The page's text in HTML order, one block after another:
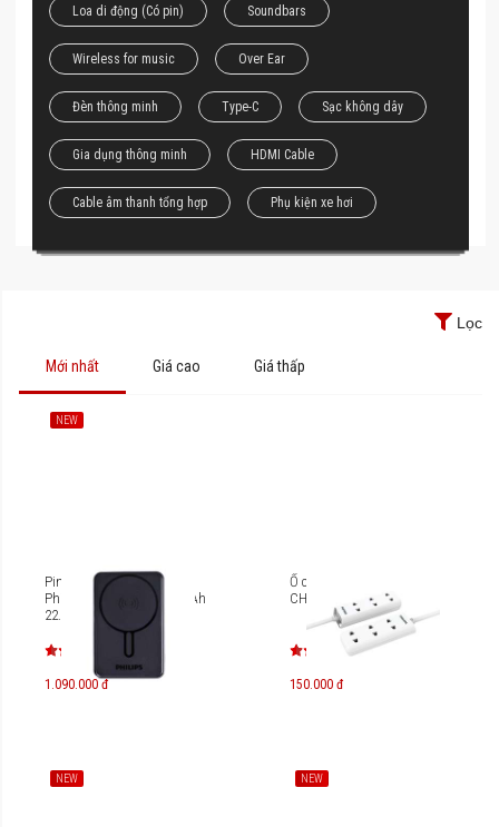
Loa di động (Có pin) Soundbars
Wireless for music Over Ear
Đèn thông minh Type-C Sạc không dây
Gia dụng thông minh HDMI Cable
Cable âm thanh tổng hợp Phụ kiện xe hơi
Lọc
Mới nhất Giá cao Giá thấp
NEW
Pin sạc dự phòng từ tính
Philips DLP6759 10.000mAh
22.5W DLP6759CB
1.090.000 đ
Ổ cắm điện 3 lỗ Philips
CHP1130WA/74 2m
150.000 đ
NEW NEW